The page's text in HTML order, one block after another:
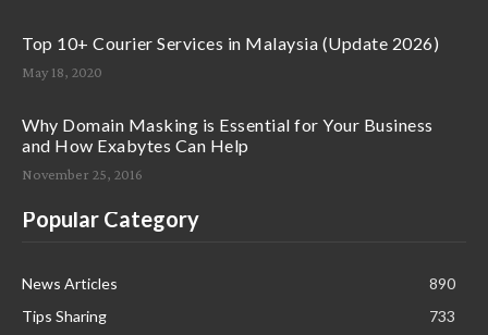
Top 10+ Courier Services in Malaysia (Update 2026)
May 18, 2020
Why Domain Masking is Essential for Your Business
and How Exabytes Can Help
November 25, 2016
Popular Category
News Articles
890
Tips Sharing
733